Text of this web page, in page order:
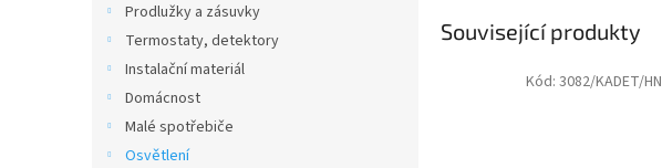
Prodlužky a zásuvky
Termostaty, detektory
Instalační materiál
Domácnost
Malé spotřebiče
Osvětlení
Související produkty
Kód: 3082/KADET/HN